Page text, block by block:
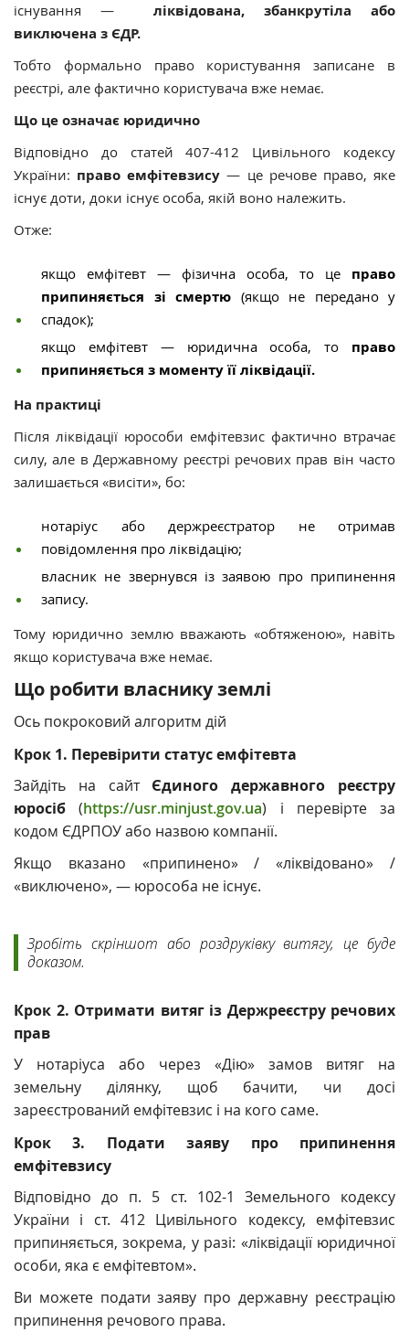
існування — ліквідована, збанкрутіла або
виключена з ЄДР.
Тобто формально право користування записане в
реєстрі, але фактично користувача вже немає.
Що це означає юридично
Відповідно до статей 407-412 Цивільного кодексу
України: право емфітевзису — це речове право, яке
існує доти, доки існує особа, якій воно належить.
Отже:
якщо емфітевт — фізична особа, то це право
припиняється зі смертю (якщо не передано у
спадок);
якщо емфітевт — юридична особа, то право
припиняється з моменту її ліквідації.
На практиці
Після ліквідації юрособи емфітевзис фактично втрачає
силу, але в Державному реєстрі речових прав він часто
залишається «висіти», бо:
нотаріус або держреєстратор не отримав
повідомлення про ліквідацію;
власник не звернувся із заявою про припинення
запису.
Тому юридично землю вважають «обтяженою», навіть
якщо користувача вже немає.
Що робити власнику землі
Ось покроковий алгоритм дій
Крок 1. Перевірити статус емфітевта
Зайдіть на сайт Єдиного державного реєстру
юросіб (https://usr.minjust.gov.ua) і перевірте за
кодом ЄДРПОУ або назвою компанії.
Якщо вказано «припинено» / «ліквідовано» /
«виключено», — юрособа не існує.
Зробіть скріншот або роздруківку витягу, це буде
доказом.
Крок 2. Отримати витяг із Держреєстру речових
прав
У нотаріуса або через «Дію» замов витяг на
земельну ділянку, щоб бачити, чи досі
зареєстрований емфітевзис і на кого саме.
Крок 3. Подати заяву про припинення
емфітевзису
Відповідно до п. 5 ст. 102-1 Земельного кодексу
України і ст. 412 Цивільного кодексу, емфітевзис
припиняється, зокрема, у разі: «ліквідації юридичної
особи, яка є емфітевтом».
Ви можете подати заяву продержавну реєстрацію
припинення речового права.